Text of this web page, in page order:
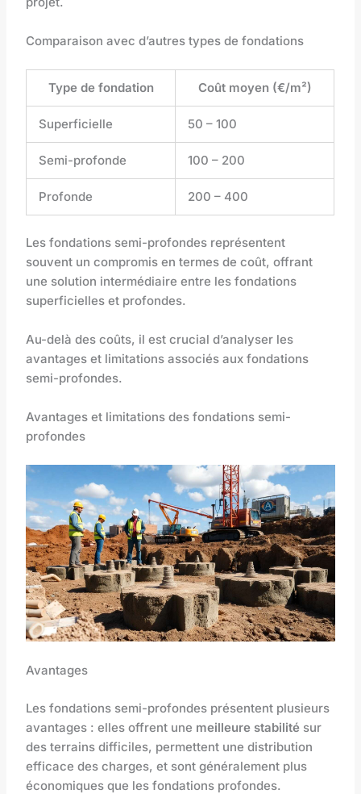
Comparaison avec d’autres types de fondations
Type de fondation Coût moyen (€/m²)
Superficielle 50 – 100
Semi-profonde 100 – 200
Profonde 200 – 400
Les fondations semi-profondes représentent
souvent un compromis en termes de coût, offrant
une solution intermédiaire entre les fondations
superficielles et profondes.
Au-delà des coûts, il est crucial d’analyser les
avantages et limitations associés aux fondations
semi-profondes.
Avantages et limitations des fondations semi-
profondes
Avantages
Les fondations semi-profondes présentent plusieurs
avantages : elles offrent une meilleure stabilité sur
des terrains difficiles, permettent une distribution
efficace des charges, et sont généralement plus
économiques que les fondations profondes.